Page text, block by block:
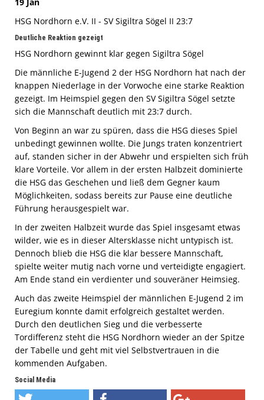
19 Jan
HSG Nordhorn e.V. II - SV Sigiltra Sögel II 23:7
Deutliche Reaktion gezeigt
HSG Nordhorn gewinnt klar gegen Sigiltra Sögel
Die männliche E-Jugend 2 der HSG Nordhorn hat nach der
knappen Niederlage in der Vorwoche eine starke Reaktion
gezeigt. Im Heimspiel gegen den SV Sigiltra Sögel setzte
sich die Mannschaft deutlich mit 23:7 durch.
Von Beginn an war zu spüren, dass die HSG dieses Spiel
unbedingt gewinnen wollte. Die Jungs traten konzentriert
auf, standen sicher in der Abwehr und erspielten sich früh
klare Vorteile. Vor allem in der ersten Halbzeit dominierte
die HSG das Geschehen und ließ dem Gegner kaum
Möglichkeiten, sodass bereits zur Pause eine deutliche
Führung herausgespielt war.
In der zweiten Halbzeit wurde das Spiel insgesamt etwas
wilder, wie es in dieser Altersklasse nicht untypisch ist.
Dennoch blieb die HSG die klar bessere Mannschaft,
spielte weiter mutig nach vorne und verteidigte engagiert.
Am Ende stand ein verdienter und souveräner Heimsieg.
Auch das zweite Heimspiel der männlichen E-Jugend 2 im
Euregium konnte damit erfolgreich gestaltet werden.
Durch den deutlichen Sieg und die verbesserte
Tordifferenz steht die HSG Nordhorn wieder an der Spitze
der Tabelle und geht mit viel Selbstvertrauen in die
kommenden Aufgaben.
Social Media